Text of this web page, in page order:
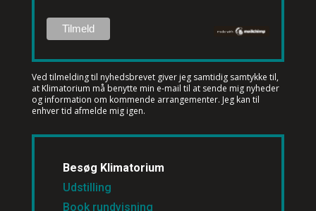
Ved tilmelding til nyhedsbrevet giver jeg samtidig samtykke til,
at Klimatorium må benytte min e-mail til at sende mig nyheder
og information om kommende arrangementer. Jeg kan til
enhver tid afmelde mig igen.
Besøg Klimatorium
Udstilling
Book rundvisning